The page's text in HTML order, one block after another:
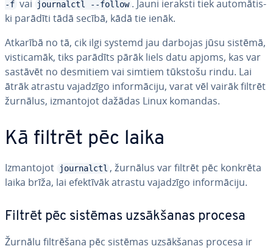
-f vai journalctl --follow . Jauni ieraksti tiek au­to­mā­tis­
ki parādīti tādā secībā, kādā tie ienāk.
Atkarībā no tā, cik ilgi systemd jau darbojas jūsu sistēmā,
vis­ti­ca­māk, tiks parādīts pārāk liels datu apjoms, kas var
sastāvēt no desmitiem vai simtiem tūkstošu rindu. Lai
ātrāk atrastu vajadzīgo in­for­mā­ci­ju, varat vēl vairāk filtrēt
žurnālus, iz­man­to­jot dažādas Linux komandas.
Kā filtrēt pēc laika
Iz­man­to­jot journalctl , žurnālus var filtrēt pēc konkrēta
laika brīža, lai efektīvāk atrastu vajadzīgo in­for­mā­ci­ju.
Filtrēt pēc sistēmas uz­sāk­ša­nas procesa
Žurnālu fil­trē­ša­na pēc sistēmas uz­sāk­ša­nas procesa ir